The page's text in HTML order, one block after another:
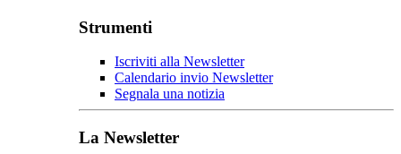
Strumenti
Iscriviti alla Newsletter
Calendario invio Newsletter
Segnala una notizia
La Newsletter